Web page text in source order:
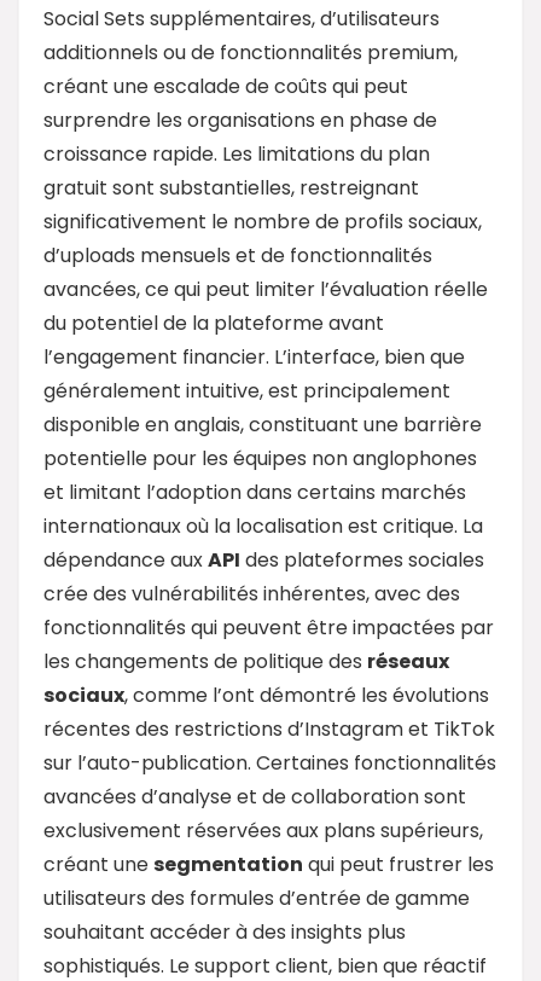
Social Sets supplémentaires, d’utilisateurs
additionnels ou de fonctionnalités premium,
créant une escalade de coûts qui peut
surprendre les organisations en phase de
croissance rapide. Les limitations du plan
gratuit sont substantielles, restreignant
significativement le nombre de profils sociaux,
d’uploads mensuels et de fonctionnalités
avancées, ce qui peut limiter l’évaluation réelle
du potentiel de la plateforme avant
l’engagement financier. L’interface, bien que
généralement intuitive, est principalement
disponible en anglais, constituant une barrière
potentielle pour les équipes non anglophones
et limitant l’adoption dans certains marchés
internationaux où la localisation est critique. La
dépendance auxAPI des plateformes sociales
crée des vulnérabilités inhérentes, avec des
fonctionnalités qui peuvent être impactées par
les changements de politique des réseaux
sociaux, comme l’ont démontré les évolutions
récentes des restrictions d’Instagram et TikTok
sur l’auto-publication. Certaines fonctionnalités
avancées d’analyse et de collaboration sont
exclusivement réservées aux plans supérieurs,
créant unesegmentation qui peut frustrer les
utilisateurs des formules d’entrée de gamme
souhaitant accéder à des insights plus
sophistiqués. Le support client, bien que réactif